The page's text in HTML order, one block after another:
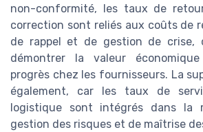
non-conformité, les taux de
correction sont reliés aux coûts de
de rappel et de gestion de crise,
démontrer la valeur
progrès chez les fournisseurs. La
également, car les taux de
logistique sont intégrés dans la
gestion des risques et de maîtrise